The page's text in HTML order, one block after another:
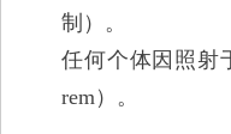
制）。
任何个体因照射
rem）。